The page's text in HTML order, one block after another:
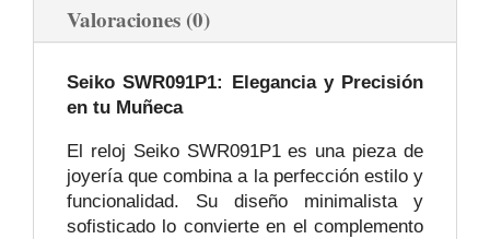
Valoraciones (0)
Seiko SWR091P1: Elegancia y Precisión
en tu Muñeca
El reloj Seiko SWR091P1 es una pieza de
joyería quecombina a la perfección estilo y
funcionalidad. Su diseño minimalista y
sofisticado lo convierte en el complemento